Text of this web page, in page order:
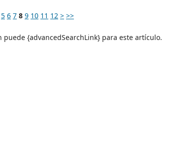
5 6 7 8 9 10 11 12 > >>
puede {advancedSearchLink} para este artículo.